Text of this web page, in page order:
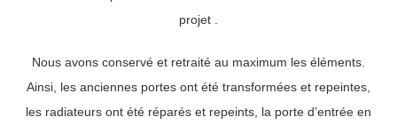
projet .
Nous avons conservé et retraité au maximum les éléments.
Ainsi, les anciennes portes ont été transformées et repeintes,
les radiateurs ont été réparés et repeints, la porte d’entrée en